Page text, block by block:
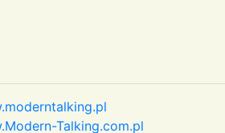
Talking.com.pl